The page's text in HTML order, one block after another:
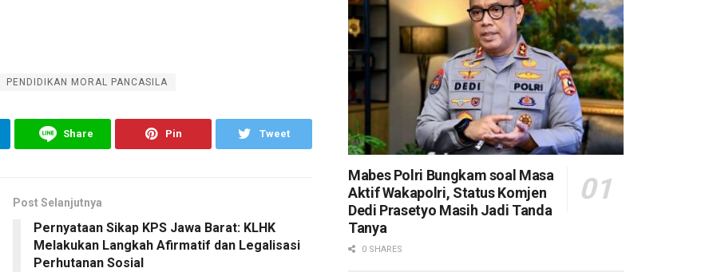
PENDIDIKAN MORAL PANCASILA
Share Pin Tweet
Post Selanjutnya
Pernyataan Sikap KPS Jawa Barat: KLHK
Melakukan Langkah Afirmatif dan Legalisasi
Perhutanan Sosial
Mabes Polri Bungkam soal Masa
Aktif Wakapolri, Status Komjen
Dedi Prasetyo Masih Jadi Tanda
Tanya
0 SHARES